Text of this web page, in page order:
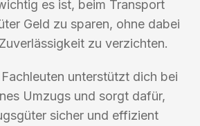
es ist, beim Transport
Geld zu sparen, ohne dabei
zu verzichten.
unterstützt dich bei
Umzugs und sorgt dafür,
sicher und effizient